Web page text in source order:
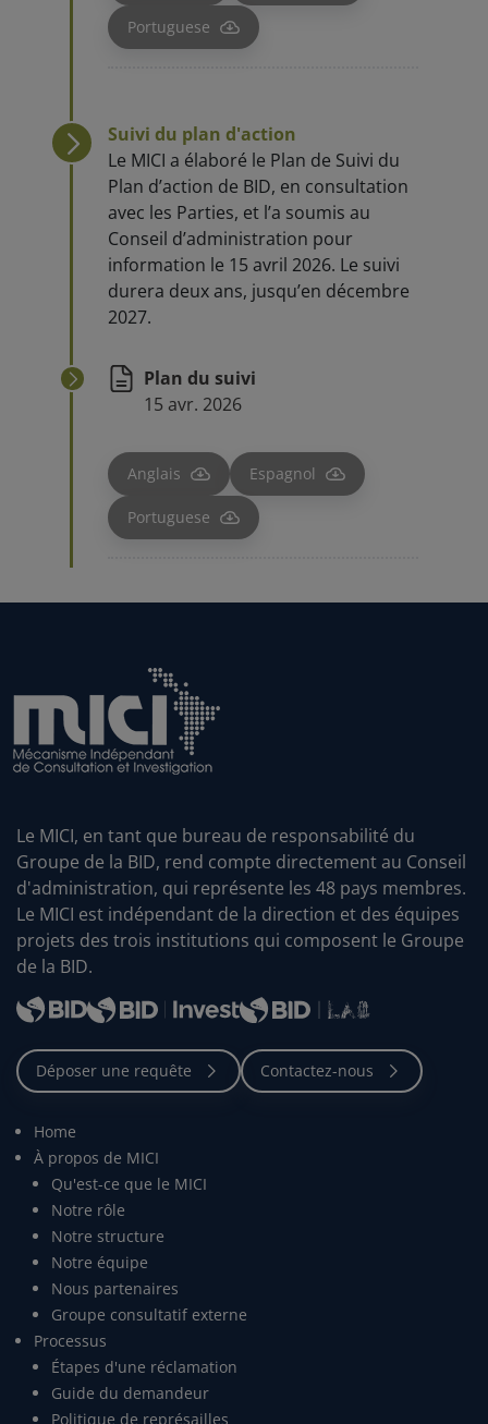
Le MICI, en tant que bureau de responsabilité du
Groupe de la BID, rend compte directement au Conseil
d'administration, qui représente les 48 pays membres.
Le MICI est indépendant de la direction et des équipes
projets des trois institutions qui composent le Groupe
de la BID.
Home
À propos de MICI
Qu'est-ce que le MICI
Notre rôle
Notre structure
Notre équipe
Nous partenaires
Groupe consultatif externe
Processus
Étapes d'une réclamation
Guide du demandeur
Politique de représailles